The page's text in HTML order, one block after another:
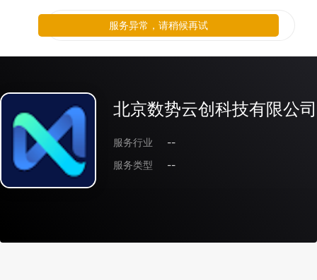
北京数势云创科技有限公司
服务行业
--
服务类型
--
服务异常，请稍候再试